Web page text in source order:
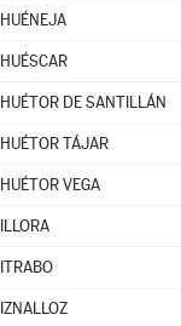
HUÉNEJA
HUÉSCAR
HUÉTOR DE SANTILLÁN
HUÉTOR TÁJAR
HUÉTOR VEGA
ILLORA
ITRABO
IZNALLOZ